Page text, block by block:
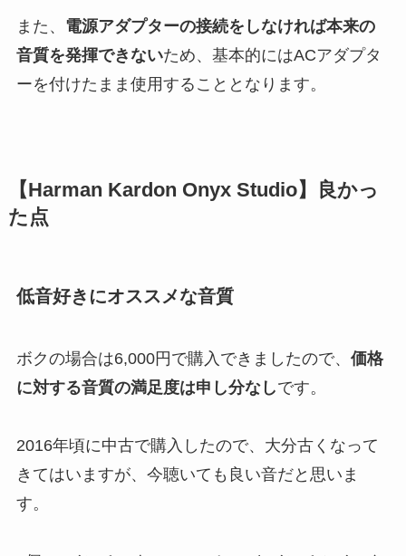
また、 電源アダプターの接続をしなければ本来の
音質を発揮できないため、基本的にはACアダプタ
ーを付けたまま使用することとなります。
【Harman Kardon Onyx Studio】良かっ
た点
低音好きにオススメな音質
ボクの場合は6,000円で購入できましたので、 価格
に対する音質の満足度は申し分なしです。
2016年頃に中古で購入したので、大分古くなって
きてはいますが、今聴いても良い音だと思いま
す。